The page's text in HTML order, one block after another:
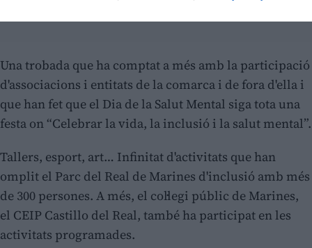
Una trobada que ha comptat a més amb la participació
d'associacions i entitats de la comarca i de fora d'ella i
que han fet que el Dia de la Salut Mental siga tota una
festa on “Celebrar la vida, la inclusió i la salut mental”.
Tallers, esport, art… Infinitat d'activitats que han
omplit el Parc del Real de Marines d'inclusió amb més
de 300 persones. A més, el col·legi públic de Marines,
el CEIP Castillo del Real, també ha participat en les
activitats programades.